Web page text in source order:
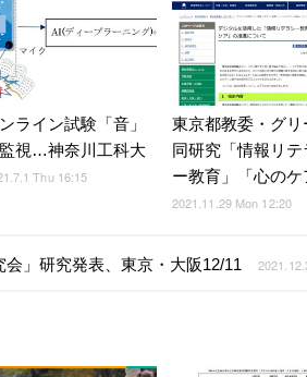
ライン試験「音」
視…神奈川工科大
Thu 16:15
東京都教委・グリ
同研究「情報リテ
ー教育」「心のケ
2021.11.29 Mon 12:20
会」研究発表、東京・大阪12/11